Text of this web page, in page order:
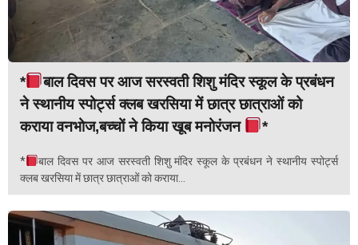
*
बाल दिवस पर आज सरस्वती शिशु मंदिर स्कूल के प्रबंधन
ने स्थानीय स्पोर्ट्स क्लब खरसिया में छात्र छात्राओं को
कराया वनभोज,बच्चों ने किया खूब मनोरंजन
*
*
बाल दिवस पर आज सरस्वती शिशु मंदिर स्कूल के प्रबंधन ने स्थानीय स्पोर्ट्स
क्लब खरसिया में छात्र छात्राओं को कराया...